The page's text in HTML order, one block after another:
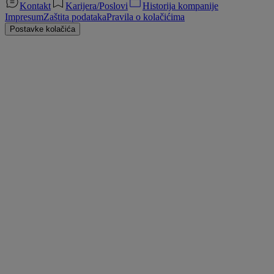
Kontakt Karijera/Poslovi
Historija kompanije
ImpresumZaštita podatakaPravila o kolačićima
Postavke kolačića